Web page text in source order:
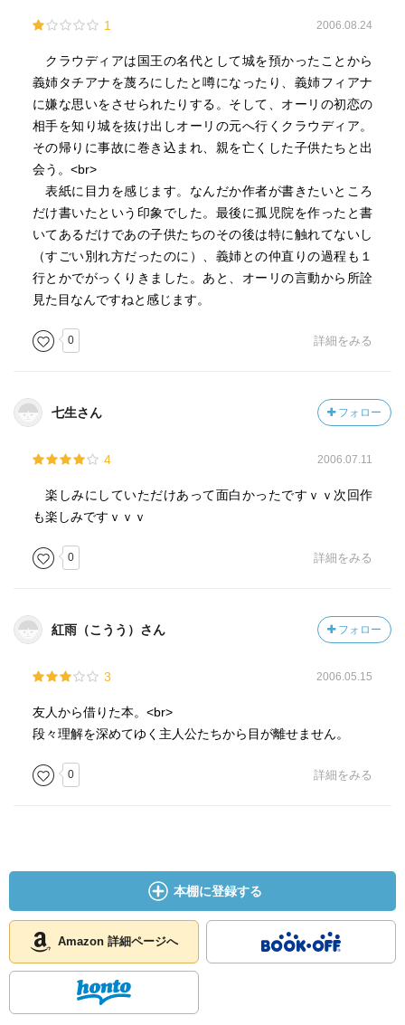
1 2006.08.24
クラウディアは国王の名代として城を預かったことから
義姉タチアナを蔑ろにしたと噂になったり、義姉フィアナ
に嫌な思いをさせられたりする。そして、オーリの初恋の
相手を知り城を抜け出しオーリの元へ行くクラウディア。
その帰りに事故に巻き込まれ、親を亡くした子供たちと出
会う。<br>
表紙に目力を感じます。なんだか作者が書きたいところ
だけ書いたという印象でした。最後に孤児院を作ったと書
いてあるだけであの子供たちのその後は特に触れてないし
（すごい別れ方だったのに）、義姉との仲直りの過程も１
行とかでがっくりきました。あと、オーリの言動から所詮
見た目なんですねと感じます。
0 詳細をみる
七生さん フォロー
4 2006.07.11
楽しみにしていただけあって面白かったですｖｖ次回作
も楽しみですｖｖｖ
0 詳細をみる
紅雨（こうう）さん フォロー
3 2006.05.15
友人から借りた本。<br>
段々理解を深めてゆく主人公たちから目が離せません。
0 詳細をみる
本棚に登録する
Amazon 詳細ページへ